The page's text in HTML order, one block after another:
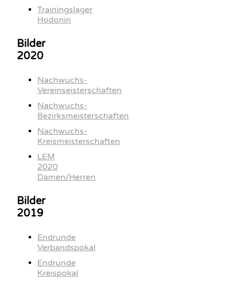
Trainingslager
Hodonin
Bilder
2020
Nachwuchs-
Vereinseisterschaften
Nachwuchs-
Bezirksmeisterschaften
Nachwuchs-
Kreismeisterschaften
LEM
2020
Damen/Herren
Bilder
2019
Endrunde
Verbandspokal
Endrunde
Kreispokal